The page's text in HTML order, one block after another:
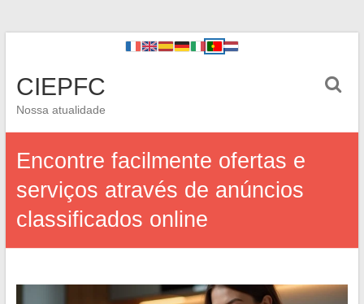
CIEPFC
Nossa atualidade
Encontre facilmente ofertas e
serviços através de anúncios
classificados online